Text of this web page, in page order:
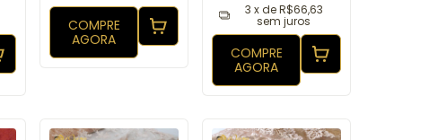
COMPRE
AGORA
3 x deR$66,63
sem juros
COMPRE
AGORA